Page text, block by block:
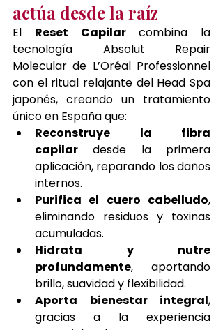
actúa desde la raíz
El Reset Capilar combina la
tecnología Absolut Repair
Molecular de L’Oréal Professionnel
con el ritual relajante del Head Spa
japonés, creando un tratamiento
único en España que:
Reconstruye la fibra
capilar desde la primera
aplicación, reparando los daños
internos.
Purifica el cuero cabelludo,
eliminando residuos y toxinas
acumuladas.
Hidrata y nutre
profundamente, aportando
brillo, suavidad y flexibilidad.
Aporta bienestar integral,
gracias a la experiencia